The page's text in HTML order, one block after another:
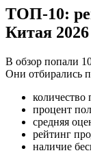
ТОП-10:
Китая 2026
В обзор попали
Они отбирались
количество
процент
средняя
рейтинг
наличие